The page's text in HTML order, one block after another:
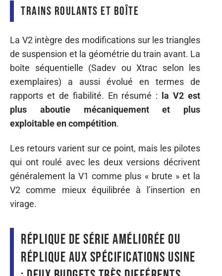
Trains roulants et boîte
La V2 intègre des modifications sur les triangles
de suspension et la géométrie du train avant. La
boîte séquentielle (Sadev ou Xtrac selon les
exemplaires) a aussi évolué en termes de
rapports et de fiabilité. En résumé : la V2 est
plus aboutie mécaniquement et plus
exploitable en compétition.
Les retours varient sur ce point, mais les pilotes
qui ont roulé avec les deux versions décrivent
généralement la V1 comme plus « brute » et la
V2 comme mieux équilibrée à l’insertion en
virage.
Réplique de série améliorée ou
réplique aux spécifications usine